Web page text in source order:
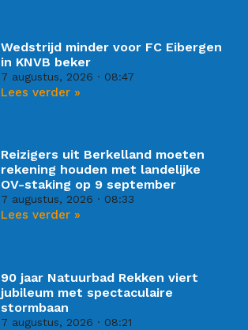
Wedstrijd minder voor FC Eibergen
in KNVB beker
7 augustus, 2026 08:47
Lees verder »
Reizigers uit Berkelland moeten
rekening houden met landelijke
OV-staking op 9 september
7 augustus, 2026 08:33
Lees verder »
90 jaar Natuurbad Rekken viert
jubileum met spectaculaire
stormbaan
7 augustus, 2026 08:21